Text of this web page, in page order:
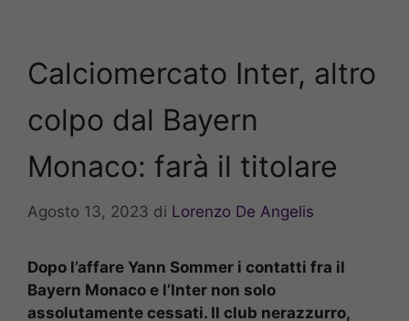
Calciomercato Inter, altro
colpo dal Bayern
Monaco: farà il titolare
Agosto 13, 2023 di Lorenzo De Angelis
Dopo l’affare Yann Sommer i contatti fra il
Bayern Monaco e l’Inter non solo
assolutamente cessati. Il club nerazzurro,